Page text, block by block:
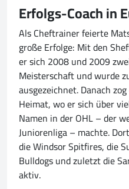
Erfolgs-Coach in
Als Cheftrainer feierte
große Erfolge: Mit den
er sich 2008 und 2009
Meisterschaft und wurde
ausgezeichnet. Danach
Heimat, wo er sich über
Namen in der OHL – der
Juniorenliga – machte.
die Windsor Spitfires, die
Bulldogs und zuletzt die
aktiv.